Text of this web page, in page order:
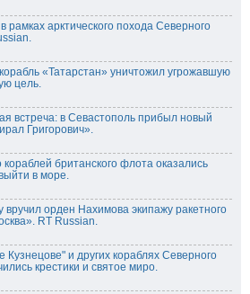
рамках арктического похода Северного
«Татарстан» уничтожил угрожавшую
цель.
встреча: в Севастополь прибыл новый
Григорович».
британского флота оказались
в море.
вручил орден Нахимова экипажу ракетного
RT Russian.
Кузнецове" и других кораблях Северного
крестики и святое миро.